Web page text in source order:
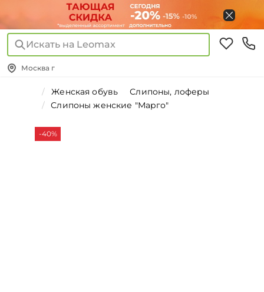
Искать на Leomax
Москва г
Женская обувь
Слипоны, лоферы
Слипоны женские "Марго"
-40%